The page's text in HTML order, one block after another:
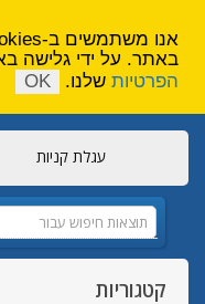
עגלת קניות
קטגוריות
באתר. על ידי גלישה
הפרטיות שלנו. OK